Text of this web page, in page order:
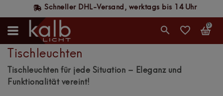
Schneller DHL-Versand, werktags bis 14 Uhr
0
Tischleuchten
Tischleuchten für jede Situation – Eleganz und
Funktionalität vereint!